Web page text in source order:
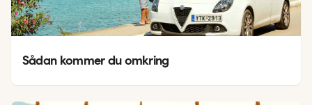
Sådan kommer du omkring